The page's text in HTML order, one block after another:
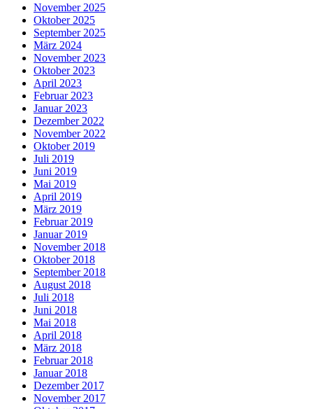
November 2025
Oktober 2025
September 2025
März 2024
November 2023
Oktober 2023
April 2023
Februar 2023
Januar 2023
Dezember 2022
November 2022
Oktober 2019
Juli 2019
Juni 2019
Mai 2019
April 2019
März 2019
Februar 2019
Januar 2019
November 2018
Oktober 2018
September 2018
August 2018
Juli 2018
Juni 2018
Mai 2018
April 2018
März 2018
Februar 2018
Januar 2018
Dezember 2017
November 2017